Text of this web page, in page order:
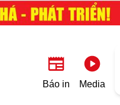
Báo in Media